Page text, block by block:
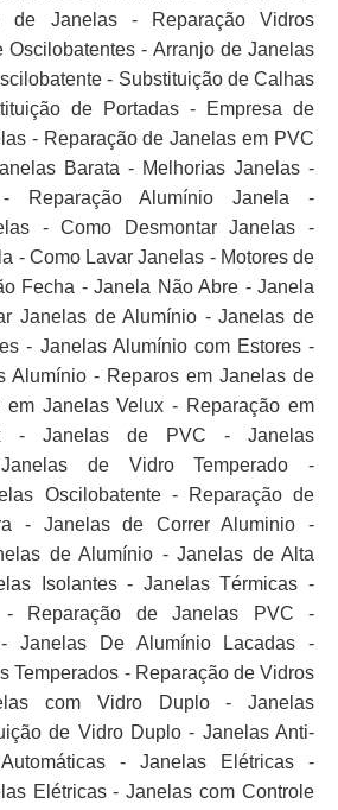
de Janelas - Reparação Vidros
Oscilobatentes - Arranjo de Janelas
- Substituição de Calhas
de Portadas - Empresa de
- Reparação de Janelas em PVC
Barata - Melhorias Janelas -
Reparação Alumínio Janela -
- Como Desmontar Janelas -
- Como Lavar Janelas - Motores de
Fecha - Janela Não Abre - Janela
Janelas de Alumínio - Janelas de
- Janelas Alumínio com Estores -
Alumínio - Reparos em Janelas de
Janelas Velux - Reparação em
- Janelas de PVC - Janelas
de Vidro Temperado -
Oscilobatente - Reparação de
- Janelas de Correr Aluminio -
de Alumínio - Janelas de Alta
Isolantes - Janelas Térmicas -
- Reparação de Janelas PVC -
Janelas De Alumínio Lacadas -
Temperados - Reparação de Vidros
com Vidro Duplo - Janelas
de Vidro Duplo - Janelas Anti-
- Janelas Elétricas -
Elétricas - Janelas com Controle